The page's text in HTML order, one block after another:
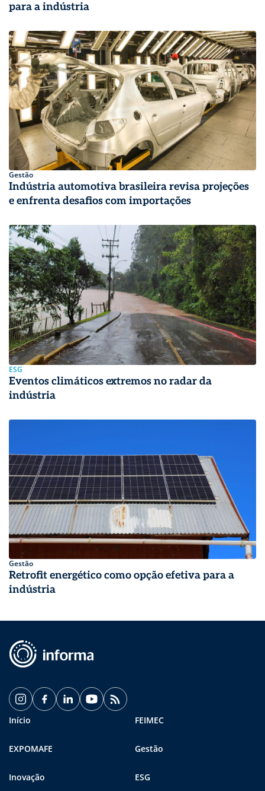
para a indústria
Gestão
Indústria automotiva brasileira revisa projeções
e enfrenta desafios com importações
ESG
Eventos climáticos extremos no radar da
indústria
Gestão
Retrofit energético como opção efetiva para a
indústria
Início FEIMEC
EXPOMAFE Gestão
Inovação ESG